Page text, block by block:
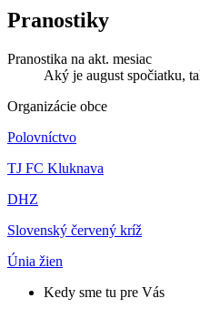
Pranostiky
Pranostika na akt. mesiac
Aký je august spočiatku,
Organizácie obce
Polovníctvo
TJ FC Kluknava
DHZ
Slovenský červený kríž
Únia žien
Kedy sme tu pre Vás